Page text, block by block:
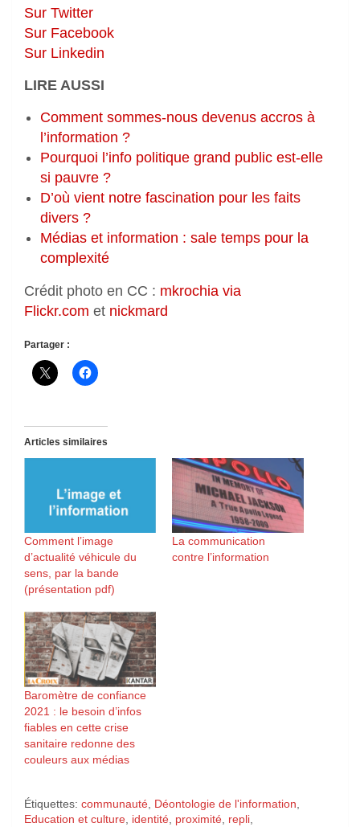
Sur Twitter
Sur Facebook
Sur Linkedin
LIRE AUSSI
Comment sommes-nous devenus accros à
l’information ?
Pourquoi l’info politique grand public est-elle
si pauvre ?
D’où vient notre fascination pour les faits
divers ?
Médias et information : sale temps pour la
complexité
Crédit photo en CC : mkrochia via
Flickr.com et nickmard
Partager :
Articles similaires
Comment l’image
d’actualité véhicule du
sens, par la bande
(présentation pdf)
La communication
contre l’information
Baromètre de confiance
2021 : le besoin d’infos
fiables en cette crise
sanitaire redonne des
couleurs aux médias
Étiquettes: communauté Déontologie de l'information
Education et culture identité proximité repli